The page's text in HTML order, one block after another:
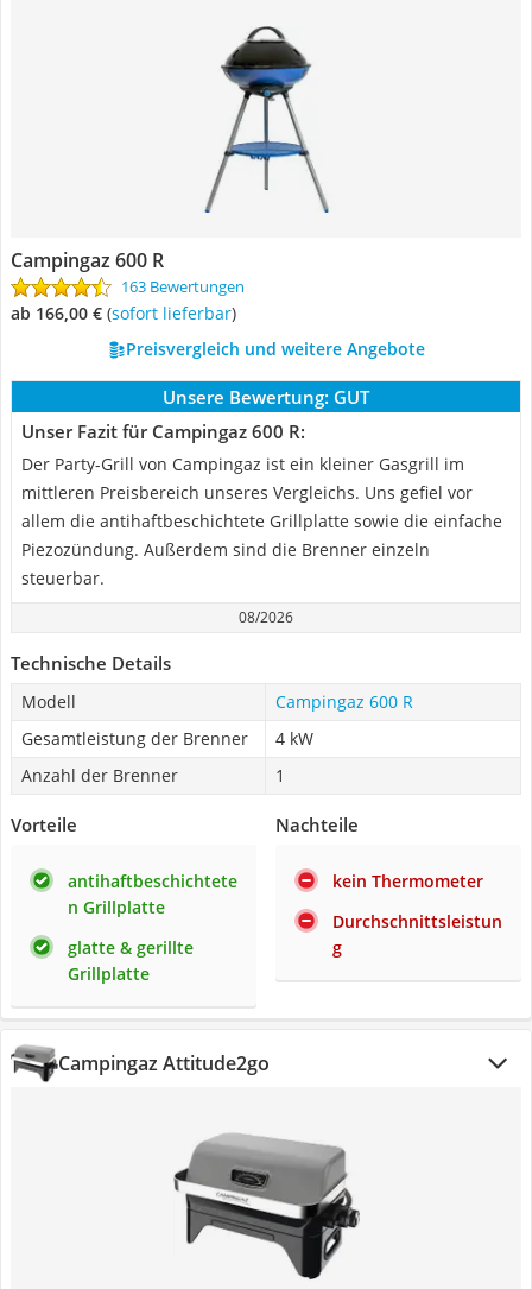
Campingaz 600 R
163 Bewertungen
ab 166,00 € ( Sofort lieferbar)
Preisvergleich und weitere Angebote
Unsere Bewertung: GUT
Unser Fazit für Campingaz 600 R:
Der Party-Grill von Campingaz ist ein kleiner Gasgrill im
mittleren Preisbereich unseres Vergleichs. Uns gefiel vor
allem die antihaftbeschichtete Grillplatte sowie die einfache
Piezozündung. Außerdem sind die Brenner einzeln
steuerbar.
08/2026
Technische Details
Modell
Campingaz 600 R
Gesamtleistung der Brenner
4 kW
Anzahl der Brenner
1
Vorteile
antihaftbeschichtete
n Grillplatte
glatte & gerillte
Grillplatte
Nachteile
kein Thermometer
Durchschnittsleistun
g
Campingaz Attitude2go